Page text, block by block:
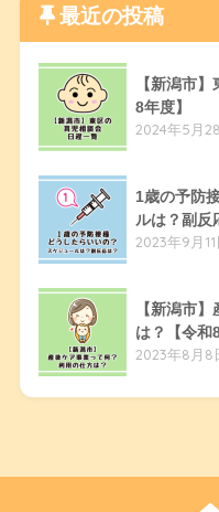
最近の投稿
【新潟市
8年度】
2024年5月
1歳の予防
ルは？副反
2023年9月11
【新潟市
は？【令和
2023年8月8